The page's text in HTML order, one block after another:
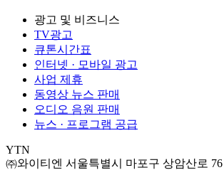
광고 및 비즈니스
TV광고
큐톤시간표
인터넷 · 모바일 광고
사업 제휴
동영상 뉴스 판매
오디오 음원 판매
뉴스 · 프로그램 공급
YTN
㈜와이티엔 서울특별시 마포구 상암산로